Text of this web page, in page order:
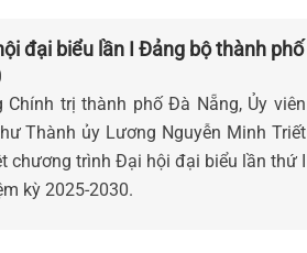
đại biểu lần I Đảng bộ thành phố
trị thành phố Đà Nẵng, Ủy viên
Thành ủy Lương Nguyễn Minh Triết
chương trình Đại hội đại biểu lần thứ I
kỳ 2025-2030.